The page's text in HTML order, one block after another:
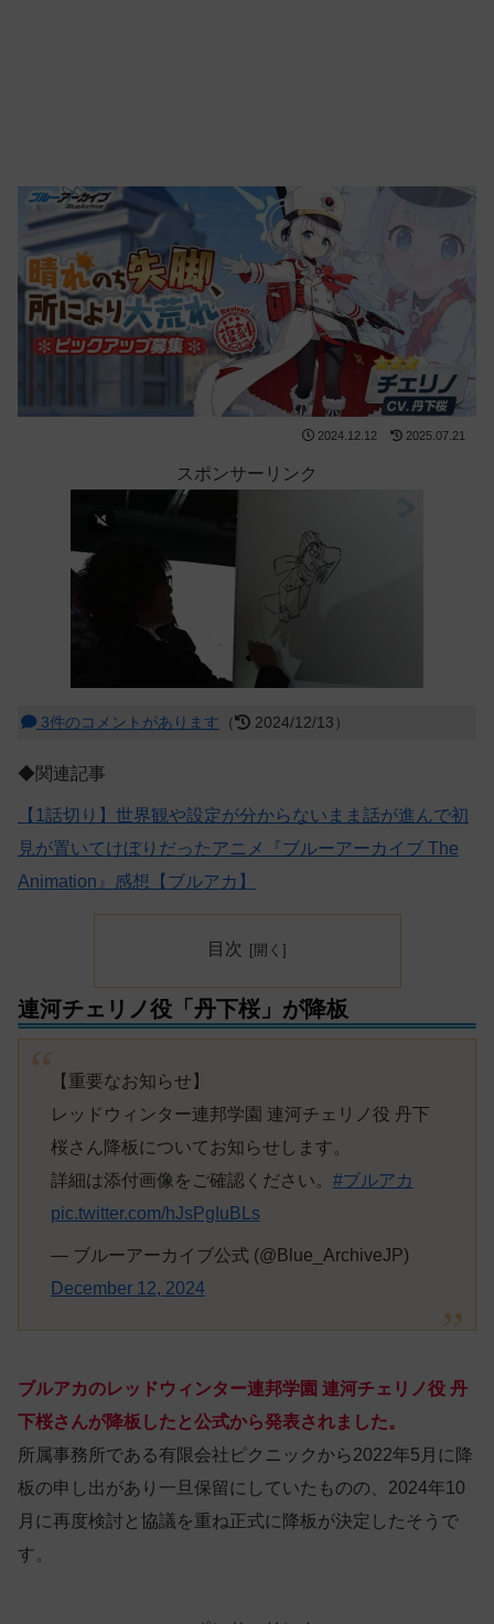
2024.12.12 2025.07.21
スポンサーリンク
3件のコメントがあります （ 2024/12/13）
◆関連記事
【1話切り】世界観や設定が分からないまま話が進んで初
見が置いてけぼりだったアニメ『ブルーアーカイブ The
Animation』感想【ブルアカ】
目次
連河チェリノ役「丹下桜」が降板
【重要なお知らせ】
レッドウィンター連邦学園 連河チェリノ役 丹下
桜さん降板についてお知らせします。
詳細は添付画像をご確認ください。 #ブルアカ
pic.twitter.com/hJsPgIuBLs
— ブルーアーカイブ公式 (@Blue_ArchiveJP)
December 12, 2024
ブルアカのレッドウィンター連邦学園 連河チェリノ役 丹
下桜さんが降板したと公式から発表されました。
所属事務所である有限会社ピクニックから2022年5月に降
板の申し出があり一旦保留にしていたものの、2024年10
月に再度検討と協議を重ね正式に降板が決定したそうで
す。